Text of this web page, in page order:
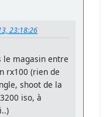
23:18:26
le magasin entre
rx100 (rien de
shoot de la
iso, à